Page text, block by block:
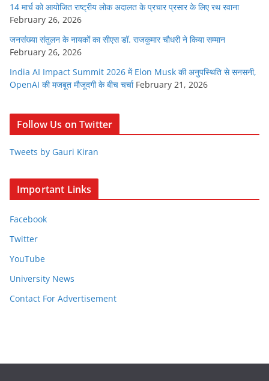
14 मार्च को आयोजित राष्ट्रीय लोक अदालत के प्रचार प्रसार के लिए रथ रवाना
February 26, 2026
जनसंख्या संतुलन के नायकों का सीएस डॉ. राजकुमार चौधरी ने किया सम्मान
February 26, 2026
India AI Impact Summit 2026 में Elon Musk की अनुपस्थिति से सनसनी,
OpenAI की मजबूत मौजूदगी के बीच चर्चा February 21, 2026
Follow Us on Twitter
Tweets by Gauri Kiran
Important Links
Facebook
Twitter
YouTube
University News
Contact For Advertisement